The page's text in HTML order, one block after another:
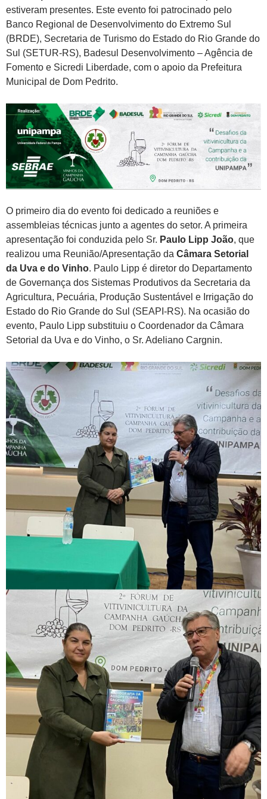
estiveram presentes. Este evento foi patrocinado pelo
Banco Regional de Desenvolvimento do Extremo Sul
(BRDE), Secretaria de Turismo do Estado do Rio Grande do
Sul (SETUR-RS), Badesul Desenvolvimento – Agência de
Fomento e Sicredi Liberdade, com o apoio da Prefeitura
Municipal de Dom Pedrito.
O primeiro dia do evento foi dedicado a reuniões e
assembleias técnicas junto a agentes do setor. A primeira
apresentação foi conduzida pelo Sr. Paulo Lipp João, que
realizou uma Reunião/Apresentação da Câmara Setorial
da Uva e do Vinho. Paulo Lipp é diretor do Departamento
de Governança dos Sistemas Produtivos da Secretaria da
Agricultura, Pecuária, Produção Sustentável e Irrigação do
Estado do Rio Grande do Sul (SEAPI-RS). Na ocasião do
evento, Paulo Lipp substituiu o Coordenador da Câmara
Setorial da Uva e do Vinho, o Sr. Adeliano Cargnin.